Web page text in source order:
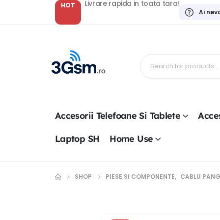
HOT Livrare rapida in toata tara!
Ai
Accesorii Telefoane Si Tablete
Laptop SH Home Use
SHOP PIESE SI COMPONENTE, CABLU